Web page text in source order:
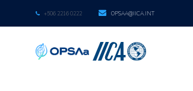
+506 2216 0222 OPSAA@IICA.INT